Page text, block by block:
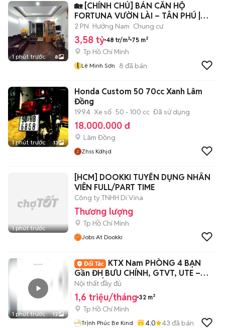
1 phút trước 8
🏡 [CHÍNH CHỦ] BÁN CĂN HỘ
FORTUNA VƯỜN LÀI – TÂN PHÚ |
75m² |
2 PN Hướng Nam Chung cư
3,58 tỷ 48 tr/m² 75 m²
Tp Hồ Chí Minh
l Lê Minh Sơn 8 đã bán
1 phút trước 13
Honda Custom 50 70cc Xanh Lâm
Đồng
1994 Xe số 50 - 100 cc Đã sử dụng
18.000.000 đ
Lâm Đồng
Zhss Kdhjd
1 phút trước
[HCM] DOOKKI TUYỂN DỤNG NHÂN
VIÊN FULL/PART TIME
Công ty TNHH Di Vina
Thương lượng
Tp Hồ Chí Minh
Jobs At Dookki
1 phút trước 12
KTX Nam PHÒNG 4 BẠN
Gần ĐH BƯU CHÍNH, GTVT, UTE –
FREE HẾT TIỆN ÍCH
Nội thất đầy đủ
1,6 triệu/tháng 32 m²
Tp Hồ Chí Minh
Trịnh Phúc Be Kind 4.0 43 đã bán